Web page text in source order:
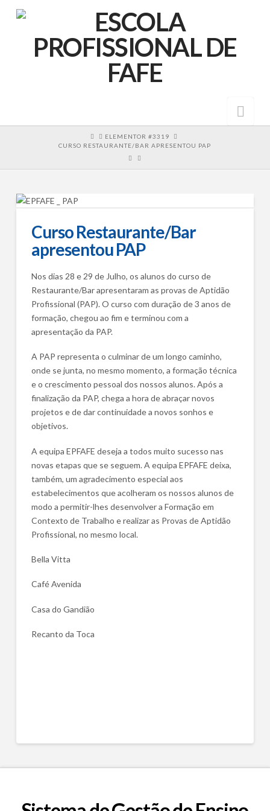
HOMEELEMENTOR #3319
CURSO RESTAURANTE/BAR APRESENTOU PAP
Curso Restaurante/Bar
apresentou PAP
Nos dias 28 e 29 de Julho, os alunos do curso de
Restaurante/Bar apresentaram as provas de Aptidão
Profissional (PAP). O curso com duração de 3 anos de
formação, chegou ao fim e terminou com a
apresentação da PAP.
A PAP representa o culminar de um longo caminho,
onde se junta, no mesmo momento, a formação técnica
e o crescimento pessoal dos nossos alunos. Após a
finalização da PAP, chega a hora de abraçar novos
projetos e de dar continuidade a novos sonhos e
objetivos.
A equipa EPFAFE deseja a todos muito sucesso nas
novas etapas que se seguem. A equipa EPFAFE deixa,
também, um agradecimento especial aos
estabelecimentos que acolheram os nossos alunos de
modo a permitir-lhes desenvolver a Formação em
Contexto de Trabalho e realizar as Provas de Aptidão
Profissional, no mesmo local.
Bella Vitta
Café Avenida
Casa do Gandião
Recanto da Toca